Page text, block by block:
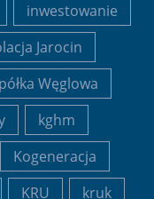
inwestowanie
Jarocin
Węglowa
kghm
Kogeneracja
KRU kruk